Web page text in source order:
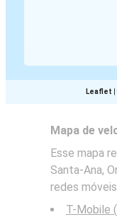
Leaflet
Mapa de
Esse mapa
Santa-Ana,
redes
T-Mobile